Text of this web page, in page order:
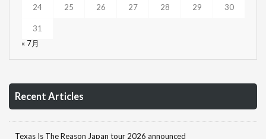
24 25 26 27 28 29 30
31
« 7月
Recent Articles
Texas Is The Reason Japan tour 2026 announced